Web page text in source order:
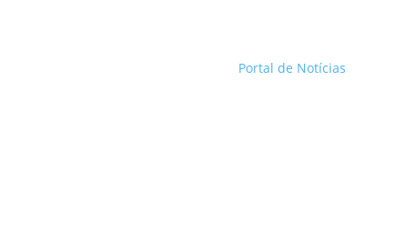
Portal de Notícias